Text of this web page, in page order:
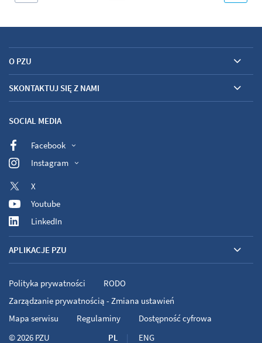
O PZU
SKONTAKTUJ SIĘ Z NAMI
SOCIAL MEDIA
Facebook
Instagram
X
Youtube
LinkedIn
APLIKACJE PZU
PL ENG
Polityka prywatności
RODO
Zarządzanie prywatnością - Zmiana ustawień
Mapa serwisu
Regulaminy
Dostępność cyfrowa
© 2026 PZU